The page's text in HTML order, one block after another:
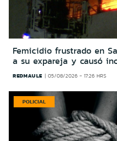
Femicidio frustrado en
a su expareja y causó
REDMAULE 05/08/2026 - 17:26 HRS
POLICIAL